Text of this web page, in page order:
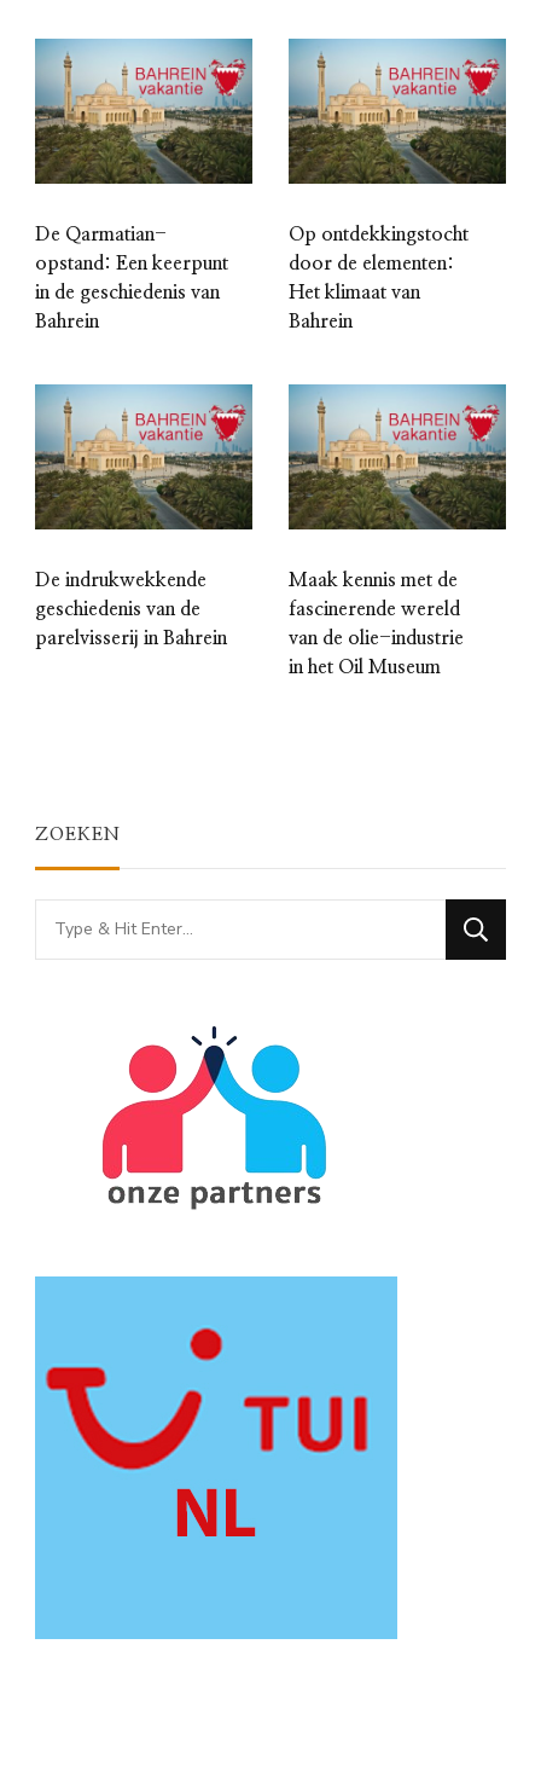
De Qarmatian-
opstand: Een keerpunt
in de geschiedenis van
Bahrein
Op ontdekkingstocht
door de elementen:
Het klimaat van
Bahrein
De indrukwekkende
geschiedenis van de
parelvisserij in Bahrein
Maak kennis met de
fascinerende wereld
van de olie-industrie
in het Oil Museum
ZOEKEN
Looking
for